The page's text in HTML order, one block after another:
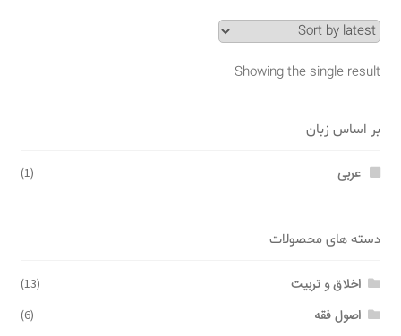
Showing the single result
بر اساس زبان
عربی (1)
دسته های محصولات
اخلاق و تربیت (13)
اصول فقه (6)